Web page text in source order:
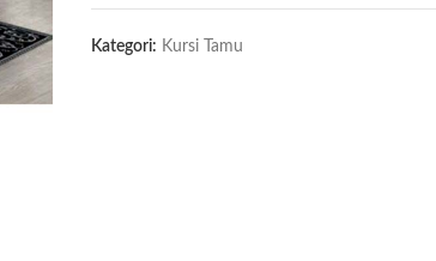
Kategori: Kursi Tamu